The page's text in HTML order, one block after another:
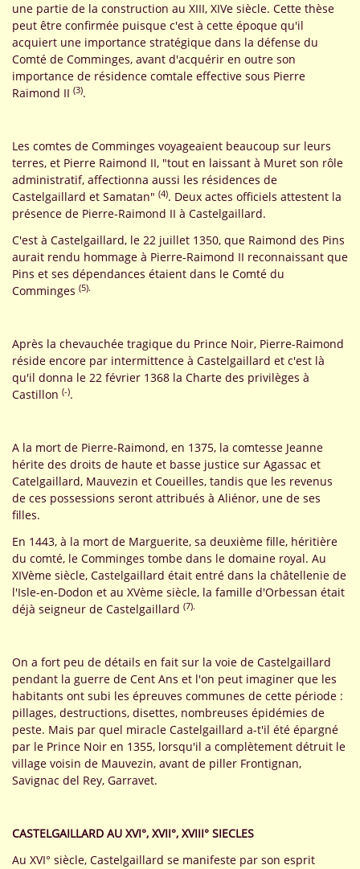
une partie de la construction au XIII, XIVe siècle. Cette thèse
peut être confirmée puisque c'est à cette époque qu'il
acquiert une importance stratégique dans la défense du
Comté de Comminges, avant d'acquérir en outre son
importance de résidence comtale effective sous Pierre
Raimond II (3).
Les comtes de Comminges voyageaient beaucoup sur leurs
terres, et Pierre Raimond II, "tout en laissant à Muret son rôle
administratif, affectionna aussi les résidences de
Castelgaillard et Samatan" (4). Deux actes officiels attestent la
présence de Pierre-Raimond II à Castelgaillard.
C'est à Castelgaillard, le 22 juillet 1350, que Raimond des Pins
aurait rendu hommage à Pierre-Raimond II reconnaissant que
Pins et ses dépendances étaient dans le Comté du
Comminges (5).
Après la chevauchée tragique du Prince Noir, Pierre-Raimond
réside encore par intermittence à Castelgaillard et c'est là
qu'il donna le 22 février 1368 la Charte des privilèges à
Castillon (-).
A la mort de Pierre-Raimond, en 1375, la comtesse Jeanne
hérite des droits de haute et basse justice sur Agassac et
Catelgaillard, Mauvezin et Coueilles, tandis que les revenus
de ces possessions seront attribués à Aliénor, une de ses
filles.
En 1443, à la mort de Marguerite, sa deuxième fille, héritière
du comté, le Comminges tombe dans le domaine royal. Au
XIVème siècle, Castelgaillard était entré dans la châtellenie de
l'Isle-en-Dodon et au XVème siècle, la famille d'Orbessan était
déjà seigneur de Castelgaillard (7).
On a fort peu de détails en fait sur la voie de Castelgaillard
pendant la guerre de Cent Ans et l'on peut imaginer que les
habitants ont subi les épreuves communes de cette période :
pillages, destructions, disettes, nombreuses épidémies de
peste. Mais par quel miracle Castelgaillard a-t'il été épargné
par le Prince Noir en 1355, lorsqu'il a complètement détruit le
village voisin de Mauvezin, avant de piller Frontignan,
Savignac del Rey, Garravet.
CASTELGAILLARD AU XVI°, XVII°, XVIII° SIECLES
Au XVI° siècle, Castelgaillard se manifeste par son esprit